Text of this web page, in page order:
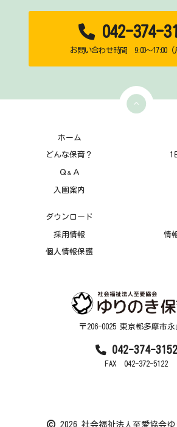
042-374-
お問い合わせ時間 9:00～17:00（
ホーム
どんな保育？ 1
Ｑ ＆ Ａ
入園案内
ダウンロード
採用情報 情
個人情報保護
〒206-0025 東京都多摩市永
042-374-3152
FAX 042-372-5122
2026 社会福祉法⼈⾄愛協会